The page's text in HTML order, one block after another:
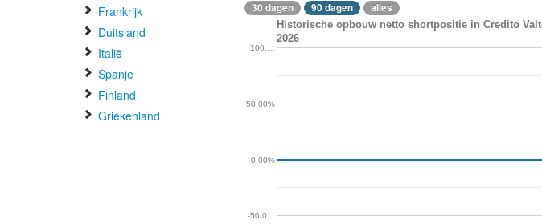
Frankrijk
Duitsland
Italië
Spanje
Finland
Griekenland
30 dagen 90 dagen alles
Historische opbouw netto shortpositie in Credito
2026
-50.0…
0.00%
50.00%
100.…